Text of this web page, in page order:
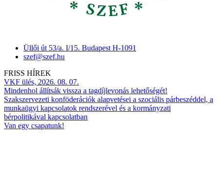
Üllői út 53/a. I/15. Budapest H-1091
szef@szef.hu
FRISS HÍREK
VKF ülés, 2026. 08. 07.
Mindenhol állítsák vissza a tagdíjlevonás lehetőségét!
Szakszervezeti konföderációk alapvetései a szociális párbeszéddel, a
munkaügyi kapcsolatok rendszerével és a kormányzati
bérpolitikával kapcsolatban
Van egy csapatunk!